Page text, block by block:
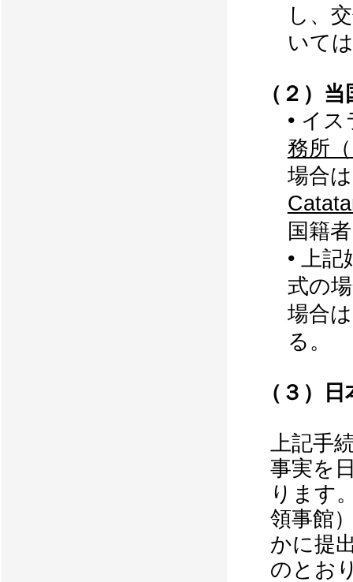
し、
いて
（２）
• イ
務所
場合
国籍
• 上
式の
場合
る。
（３）
上記手
事実を
ります
領事館
かに提
のとお